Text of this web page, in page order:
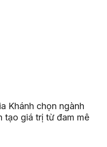
Khánh chọn ngành
tạo giá trị từ đam mê